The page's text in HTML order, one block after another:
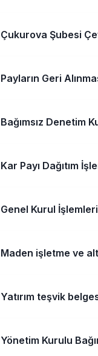
Çukurova Şubesi
Payların Geri
Bağımsız Denetim
Kar Payı Dağıtım
Genel Kurul
Maden işletme ve
Yatırım teşvik
Yönetim Kurulu